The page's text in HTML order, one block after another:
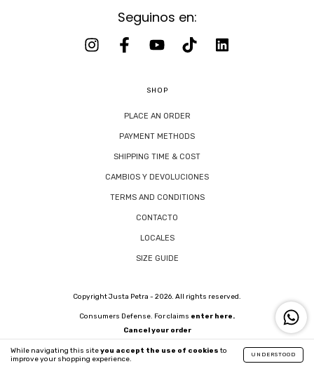
While navigating this siteyou accept the use of cookies to
improve your shopping experience.
UNDERSTOOD
Seguinos en:
SHOP
PLACE AN ORDER
PAYMENT METHODS
SHIPPING TIME & COST
CAMBIOS Y DEVOLUCIONES
TERMS AND CONDITIONS
CONTACTO
LOCALES
SIZE GUIDE
Copyright Justa Petra - 2026. All rights reserved.
Consumers Defense. For claims enter here.
Cancel your order